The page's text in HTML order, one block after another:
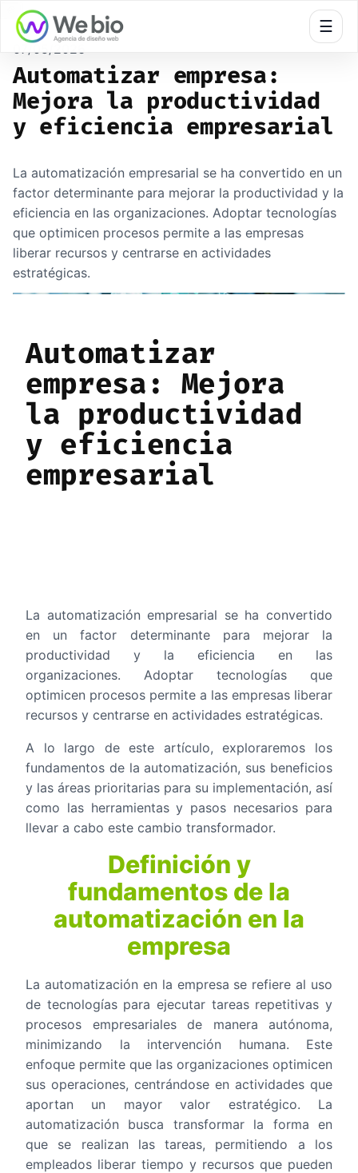
☰
07/05/2026
Automatizar empresa:
Mejora la productividad
y eficiencia empresarial
La automatización empresarial se ha convertido en un
factor determinante para mejorar la productividad y la
eficiencia en las organizaciones. Adoptar tecnologías
que optimicen procesos permite a las empresas
liberar recursos y centrarse en actividades
estratégicas.
Automatizar
empresa: Mejora
la productividad
y eficiencia
empresarial
La automatización empresarial se ha convertido
en un factor determinante para mejorar la
productividad y la eficiencia en las
organizaciones. Adoptar tecnologías que
optimicen procesos permite a las empresas liberar
recursos y centrarse en actividades estratégicas.
A lo largo de este artículo, exploraremos los
fundamentos de la automatización, sus beneficios
y las áreas prioritarias para su implementación, así
como las herramientas y pasos necesarios para
llevar a cabo este cambio transformador.
Definición y
fundamentos de la
automatización en la
empresa
La automatización en la empresa se refiere al uso
de tecnologías para ejecutar tareas repetitivas y
procesos empresariales de manera autónoma,
minimizando la intervención humana. Este
enfoque permite que las organizaciones optimicen
sus operaciones, centrándose en actividades que
aportan un mayor valor estratégico. La
automatización busca transformar la forma en
que se realizan las tareas, permitiendo a los
empleados liberar tiempo y recursos que pueden